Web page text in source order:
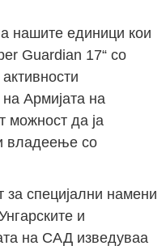
нашите единици кои
Guardian 17“ со
Армијата на
можност да ја
владеење со
за специјални намени
и
на САД изведуваа